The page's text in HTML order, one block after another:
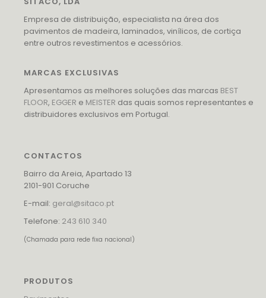
Empresa de distribuição, especialista na área dos
pavimentos de madeira, laminados, vinílicos, de cortiça
entre outros revestimentos e acessórios.
MARCAS EXCLUSIVAS
Apresentamos as melhores soluções das marcas BEST
FLOOR, EGGER e MEISTER das quais somos representantes e
distribuidores exclusivos em Portugal.
CONTACTOS
Bairro da Areia, Apartado 13
2101-901 Coruche
E-mail: geral@sitaco.pt
Telefone: 243 610 340
(Chamada para rede fixa nacional)
PRODUTOS